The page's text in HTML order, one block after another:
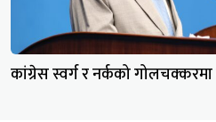
कांग्रेस स्वर्ग र नर्कको